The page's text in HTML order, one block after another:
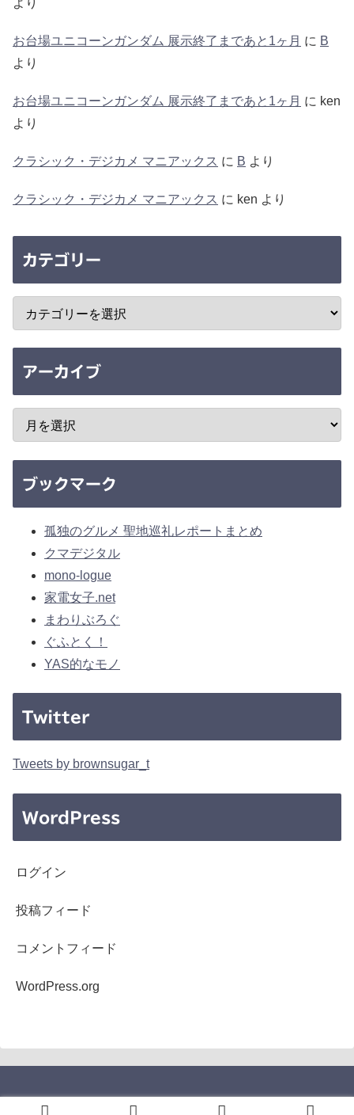
お台場ユニコーンガンダム 展示終了まであと1ヶ月 に B
より
お台場ユニコーンガンダム 展示終了まであと1ヶ月 に ken
より
クラシック・デジカメ マニアックス に B より
クラシック・デジカメ マニアックス に ken より
カテゴリー
アーカイブ
ブックマーク
孤独のグルメ 聖地巡礼レポートまとめ
クマデジタル
mono-logue
家電女子.net
まわりぶろぐ
ぐふとく！
YAS的なモノ
Twitter
Tweets by brownsugar_t
WordPress
ログイン
投稿フィード
コメントフィード
WordPress.org